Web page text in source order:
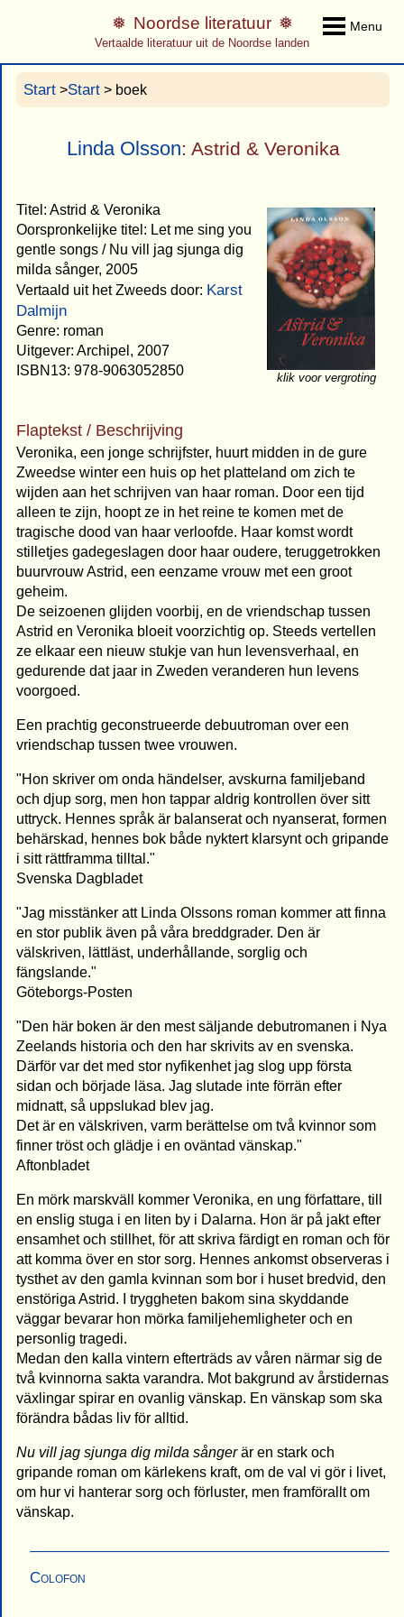
Menu
Noordse literatuur
Vertaalde literatuur uit de Noordse landen
Start >Start > boek
Linda Olsson: Astrid & Veronika
klik voor vergroting
Titel: Astrid & Veronika
Oorspronkelijke titel: Let me sing you
gentle songs / Nu vill jag sjunga dig
milda sånger, 2005
Vertaald uit het Zweeds door: Karst
Dalmijn
Genre: roman
Uitgever: Archipel, 2007
ISBN13: 978-9063052850
Flaptekst / Beschrijving
Veronika, een jonge schrijfster, huurt midden in de gure
Zweedse winter een huis op het platteland om zich te
wijden aan het schrijven van haar roman. Door een tijd
alleen te zijn, hoopt ze in het reine te komen met de
tragische dood van haar verloofde. Haar komst wordt
stilletjes gadegeslagen door haar oudere, teruggetrokken
buurvrouw Astrid, een eenzame vrouw met een groot
geheim.
De seizoenen glijden voorbij, en de vriendschap tussen
Astrid en Veronika bloeit voorzichtig op. Steeds vertellen
ze elkaar een nieuw stukje van hun levensverhaal, en
gedurende dat jaar in Zweden veranderen hun levens
voorgoed.
Een prachtig geconstrueerde debuutroman over een
vriendschap tussen twee vrouwen.
"Hon skriver om onda händelser, avskurna familjeband
och djup sorg, men hon tappar aldrig kontrollen över sitt
uttryck. Hennes språk är balanserat och nyanserat, formen
behärskad, hennes bok både nyktert klarsynt och gripande
i sitt rättframma tilltal."
Svenska Dagbladet
"Jag misstänker att Linda Olssons roman kommer att finna
en stor publik även på våra breddgrader. Den är
välskriven, lättläst, underhållande, sorglig och
fängslande."
Göteborgs-Posten
"Den här boken är den mest säljande debutromanen i Nya
Zeelands historia och den har skrivits av en svenska.
Därför var det med stor nyfikenhet jag slog upp första
sidan och började läsa. Jag slutade inte förrän efter
midnatt, så uppslukad blev jag.
Det är en välskriven, varm berättelse om två kvinnor som
finner tröst och glädje i en oväntad vänskap."
Aftonbladet
En mörk marskväll kommer Veronika, en ung författare, till
en enslig stuga i en liten by i Dalarna. Hon är på jakt efter
ensamhet och stillhet, för att skriva färdigt en roman och för
att komma över en stor sorg. Hennes ankomst observeras i
tysthet av den gamla kvinnan som bor i huset bredvid, den
enstöriga Astrid. I tryggheten bakom sina skyddande
väggar bevarar hon mörka familjehemligheter och en
personlig tragedi.
Medan den kalla vintern efterträds av våren närmar sig de
två kvinnorna sakta varandra. Mot bakgrund av årstidernas
växlingar spirar en ovanlig vänskap. En vänskap som ska
förändra bådas liv för alltid.
Nu vill jag sjunga dig milda sångerär en stark och
gripande roman om kärlekens kraft, om de val vi gör i livet,
om hur vi hanterar sorg och förluster, men framförallt om
vänskap.
Colofon